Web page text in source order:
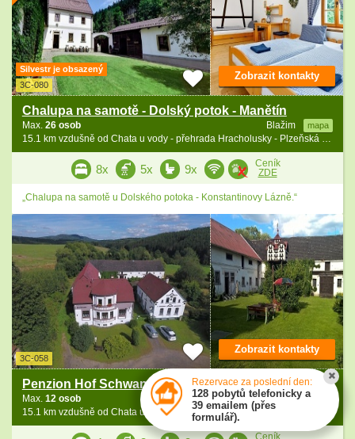
Silvestr je obsazený
3C-080
Chalupa na samotě - Dolský potok - Manětín
Blažim mapa
Max. 26 osob
Zobrazit kontakty
8x 5x 9x
Ceník
ZDE
„Chalupa na samotě u Dolského potoka - Konstantinovy Lázně.“
3C-058
Penzion Hof Schwanberg - Konstantinovy Lázně
Kokašice mapa
Max. 12 osob
Zobrazit kontakty
Ceník
Rezervace za poslední den:
128 pobytů telefonicky a
39 emailem (přes
formulář).